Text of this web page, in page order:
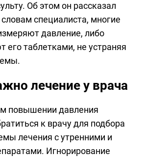
Об этом он рассказал
специалиста, многие
давление, либо
его таблетками, не устраняя
лечение у врача
повышении давления
к врачу для подбора
лечения с утренними и
Игнорирование